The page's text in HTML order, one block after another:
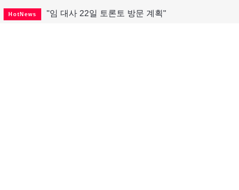
HotNews "임 대사 22일 토론토 방문 계획"